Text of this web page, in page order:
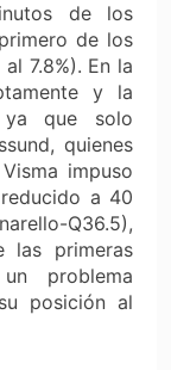
de los
de los
7.8%). En la
y la
que solo
quienes
impuso
a 40
Q36.5),
las primeras
problema
posición al